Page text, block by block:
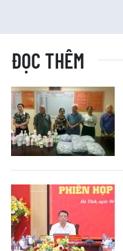
ĐỌC THÊM